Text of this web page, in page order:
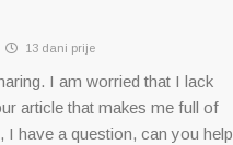
13 dani prije
I am worried that I lack
article that makes me full of
I have a question, can you help